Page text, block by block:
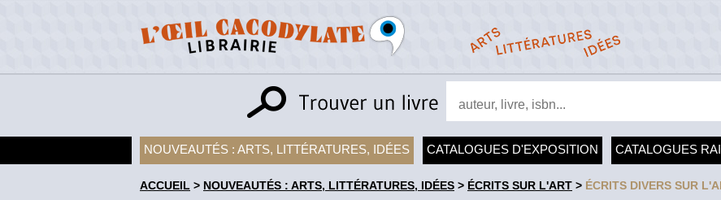
NOUVEAUTÉS : ARTS, LITTÉRATURES, IDÉES CATALOGUES D'EXPOSITION CATALOGUES
ACCUEIL > NOUVEAUTÉS : ARTS, LITTÉRATURES, IDÉES > ÉCRITS SUR L'ART > ÉCRITS DIVERS SUR